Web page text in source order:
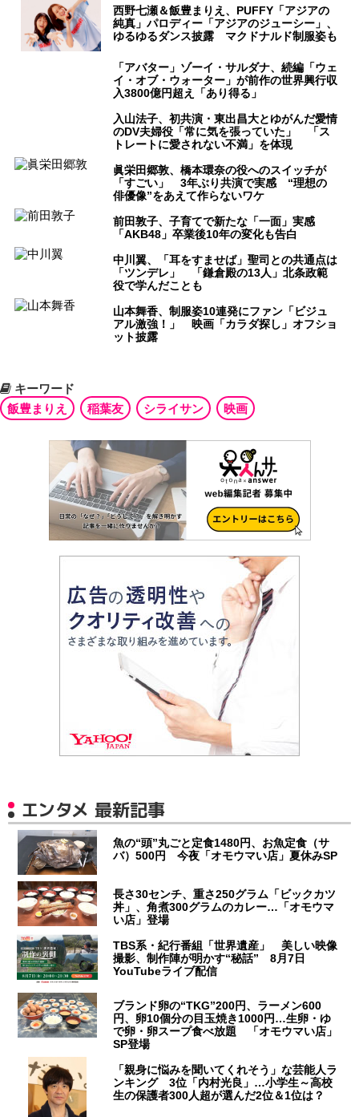
西野七瀬＆飯豊まりえ、PUFFY「アジアの
純真」パロディー「アジアのジューシー」、
ゆるゆるダンス披露 マクドナルド制服姿も
「アバター」ゾーイ・サルダナ、続編「ウェ
イ・オブ・ウォーター」が前作の世界興行収
入3800億円超え「あり得る」
入山法子、初共演・東出昌大とゆがんだ愛情
のDV夫婦役「常に気を張っていた」 「ス
トレートに愛されない不満」を体現
眞栄田郷敦、橋本環奈の役へのスイッチが
「すごい」 3年ぶり共演で実感 “理想の
俳優像”をあえて作らないワケ
前田敦子、子育てで新たな「一面」実感
「AKB48」卒業後10年の変化も告白
中川翼、「耳をすませば」聖司との共通点は
「ツンデレ」 「鎌倉殿の13人」北条政範
役で学んだことも
山本舞香、制服姿10連発にファン「ビジュ
アル激強！」 映画「カラダ探し」オフショ
ット披露
キーワード
飯豊まりえ
稲葉友 シライサン 映画
エンタメ 最新記事
魚の“頭”丸ごと定食1480円、お魚定食（サ
バ）500円 今夜「オモウマい店」夏休みSP
長さ30センチ、重さ250グラム「ビックカツ
丼」、角煮300グラムのカレー…「オモウマ
い店」登場
TBS系・紀行番組「世界遺産」 美しい映像
撮影、制作陣が明かす“秘話” 8月7日
YouTubeライブ配信
ブランド卵の“TKG”200円、ラーメン600
円、卵10個分の目玉焼き1000円…生卵・ゆ
で卵・卵スープ食べ放題 「オモウマい店」
SP登場
「親身に悩みを聞いてくれそう」な芸能人ラ
ンキング 3位「内村光良」…小学生～高校
生の保護者300人超が選んだ2位＆1位は？